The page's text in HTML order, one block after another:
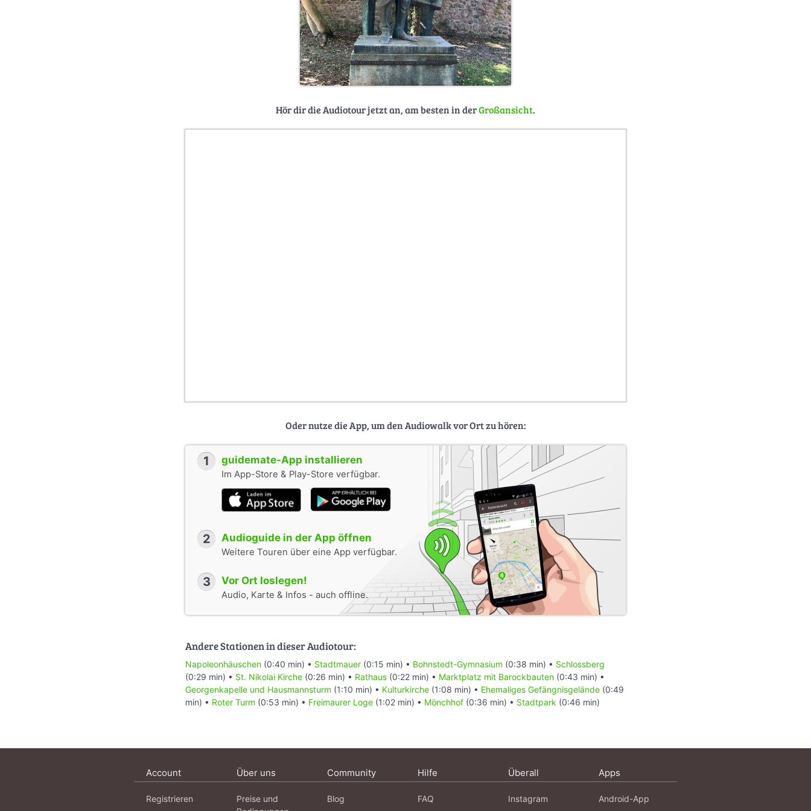
Hör dir die Audiotour jetzt an, am besten in derGroßansicht.
Oder nutze die App, um den Audiowalk vor Ort zu hören:
1 guidemate-App installieren
Im App-Store & Play-Store verfügbar.
2 Audioguide in der App öffnen
Weitere Touren über eine App verfügbar.
3 Vor Ort loslegen!
Audio, Karte & Infos - auch offline.
Andere Stationen in dieser Audiotour:
Napoleonhäuschen (0:40 min) • Stadtmauer (0:15 min) • Bohnstedt-Gymnasium (0:38 min) • Schlossberg
(0:29 min) • St. Nikolai Kirche (0:26 min) • Rathaus (0:22 min) • Marktplatz mit Barockbauten (0:43 min) •
Georgenkapelle und Hausmannsturm (1:10 min) • Kulturkirche (1:08 min) • Ehemaliges Gefängnisgelände (0:49
min) • Roter Turm (0:53 min) • Freimaurer Loge (1:02 min) • Mönchhof (0:36 min) • Stadtpark (0:46 min)
Account
Registrieren
Über uns
Preise und
Community
Blog
Hilfe
FAQ
Überall
Instagram
Apps
Android-App